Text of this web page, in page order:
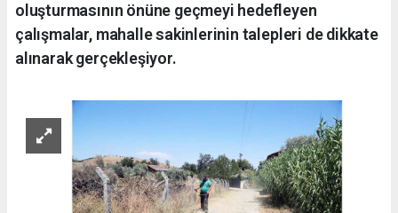
oluşturmasının önüne geçmeyi hedefleyen
çalışmalar, mahalle sakinlerinin talepleri de dikkate
alınarak gerçekleşiyor.